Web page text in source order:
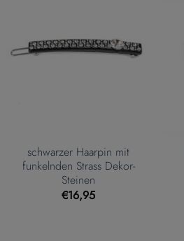
schwarzer Haarpin mit
funkelnden Strass Dekor-
Steinen
€16,95